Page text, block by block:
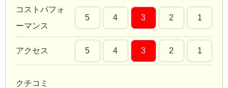
コストパフォ
ーマンス
5 4 3 2 1
アクセス 5 4 3 2 1
クチコミ